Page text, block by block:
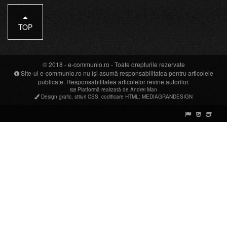
TOP
© 2018 -e-communio.ro - Toate drepturile rezervate
Site-ul e-communio.ro nu își asumă responsabilitatea pentru articolele
publicate. Responsabilitatea articolelor revine autorilor.
Platformă realizată de Andrei Man
Design grafic stiluri CSS codificare HTML : MEDIAGRANDESIGN